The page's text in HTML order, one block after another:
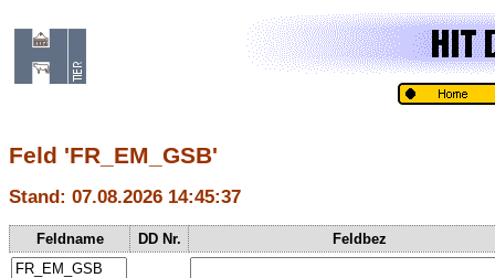
Feld 'FR_EM_GSB'
Stand: 07.08.2026 14:45:37
Feldname DD Nr. Feldbez